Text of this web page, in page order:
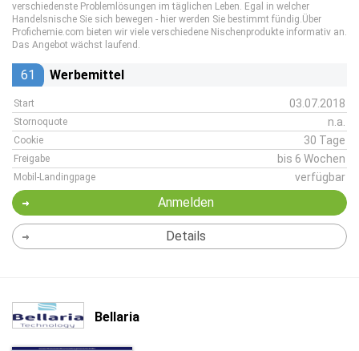
verschiedenste Problemlösungen im täglichen Leben. Egal in welcher
Handelsnische Sie sich bewegen - hier werden Sie bestimmt fündig.Über
Profichemie.com bieten wir viele verschiedene Nischenprodukte informativ an.
Das Angebot wächst laufend.
61 Werbemittel
Start 03.07.2018
Stornoquote n.a.
Cookie 30 Tage
Freigabe bis 6 Wochen
Mobil-Landingpage verfügbar
Anmelden
Details
Bellaria